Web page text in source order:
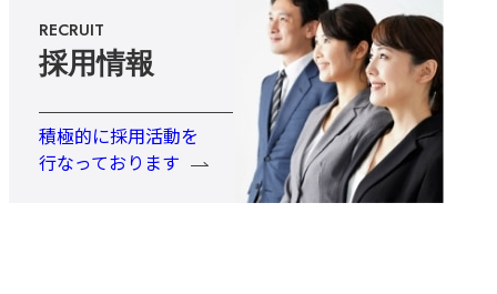
RECRUIT
採用情報
積極的に採用活動を
行なっております